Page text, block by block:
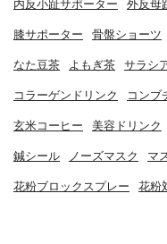
内反小趾サポーター 外反母
膝サポーター 骨盤ショーツ
なた豆茶 よもぎ茶 サラシ
コラーゲンドリンク コンブ
玄米コーヒー 美容ドリンク
鍼シール ノーズマスク マ
花粉ブロックスプレー 花粉